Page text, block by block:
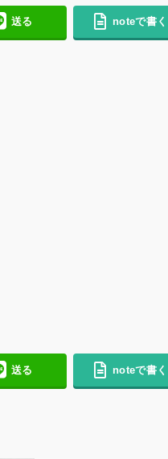
送る noteで書く
送る noteで書く